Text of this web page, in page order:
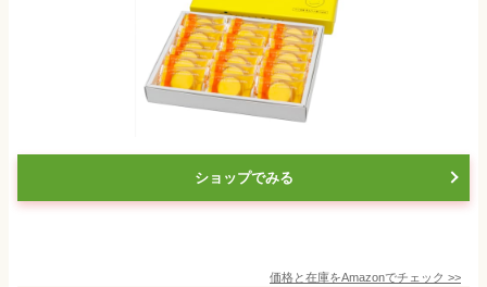
ショップでみる
価格と在庫をAmazonでチェック >>